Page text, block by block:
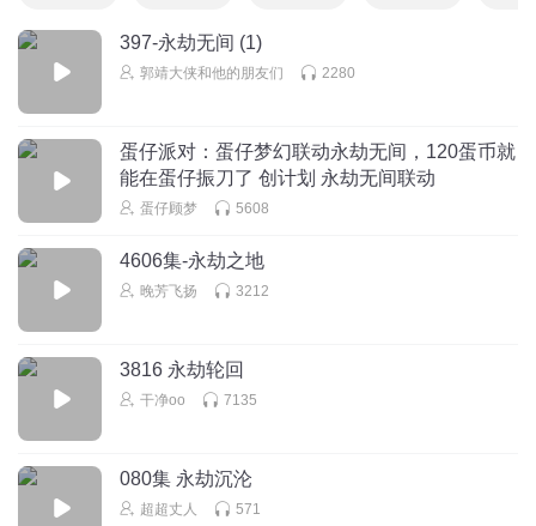
397-永劫无间 (1)
郭靖大侠和他的朋友们 2280
蛋仔派对：蛋仔梦幻联动永劫无间，120蛋币就
能在蛋仔振刀了 创计划 永劫无间联动
蛋仔顾梦 5608
4606集-永劫之地
晚芳飞扬 3212
3816 永劫轮回
干净oo 7135
080集 永劫沉沦
超超丈人 571